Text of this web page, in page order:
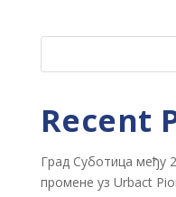
Recent
Град Суботица међу
промене уз Urbact